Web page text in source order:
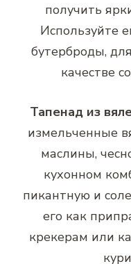
получить
Используйте
бутерброды,
качестве
Тапенад из
измельченные
маслины,
кухонном
пикантную и
его как
крекерам или